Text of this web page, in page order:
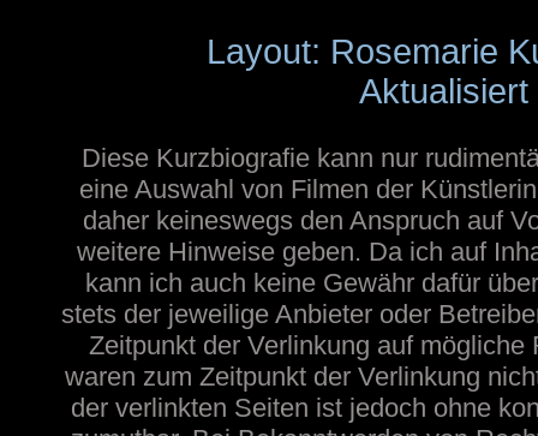
Layout: Rosemarie
Diese Kurzbiografie kann nur
eine Auswahl von Filmen der
daher keineswegs den Anspruch auf
weitere Hinweise geben. Da ich auf
kann ich auch keine Gewähr dafür
stets der jeweilige Anbieter oder
Zeitpunkt der Verlinkung auf
waren zum Zeitpunkt der Verlinkung
der verlinkten Seiten ist jedoch ohne